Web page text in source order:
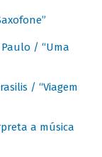
/ “Uma
/ “Viagem
a música